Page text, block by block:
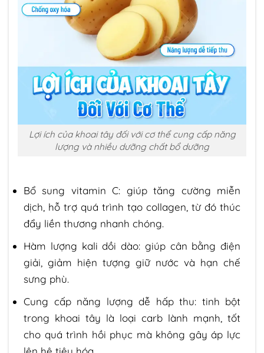
Lợi ích của khoai tây đối với cơ thể cung cấp năng
lượng và nhiều dưỡng chất bổ dưỡng
Bổ sung vitamin C: giúp tăng cường miễn
dịch, hỗ trợ quá trình tạo collagen, từ đó thúc
đẩy liền thương nhanh chóng.
Hàm lượng kali dồi dào: giúp cân bằng điện
giải, giảm hiện tượng giữ nước và hạn chế
sưng phù.
Cung cấp năng lượng dễ hấp thu: tinh bột
trong khoai tây là loại carb lành mạnh, tốt
cho quá trình hồi phục mà không gây áp lực